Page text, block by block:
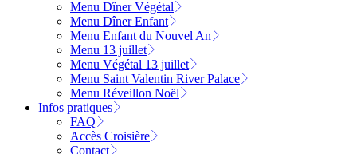
Menu Dîner Végétal
Menu Dîner Enfant
Menu Enfant du Nouvel An
Menu 13 juillet
Menu Végétal 13 juillet
Menu Saint Valentin River Palace
Menu Réveillon Noël
Infos pratiques
FAQ
Accès Croisière
Contact